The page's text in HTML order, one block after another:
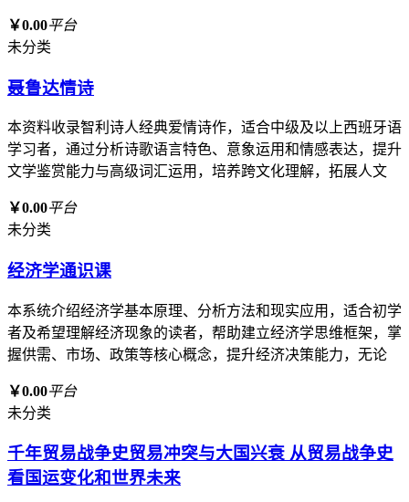
￥0.00平台
未分类
聂鲁达情诗
本资料收录智利诗人经典爱情诗作，适合中级及以上西班牙语
学习者，通过分析诗歌语言特色、意象运用和情感表达，提升
文学鉴赏能力与高级词汇运用，培养跨文化理解，拓展人文
￥0.00平台
未分类
经济学通识课
本系统介绍经济学基本原理、分析方法和现实应用，适合初学
者及希望理解经济现象的读者，帮助建立经济学思维框架，掌
握供需、市场、政策等核心概念，提升经济决策能力，无论
￥0.00平台
未分类
千年贸易战争史贸易冲突与大国兴衰 从贸易战争史
看国运变化和世界未来